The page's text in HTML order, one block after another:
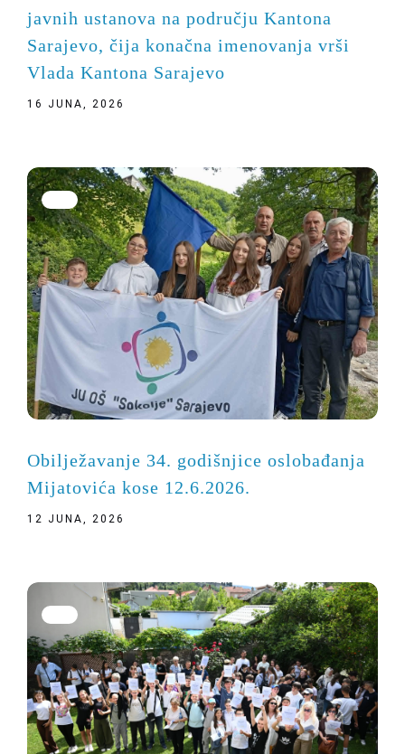
javnih ustanova na području Kantona
Sarajevo, čija konačna imenovanja vrši
Vlada Kantona Sarajevo
16 JUNA, 2026
Obilježavanje 34. godišnjice oslobađanja
Mijatovića kose 12.6.2026.
12 JUNA, 2026